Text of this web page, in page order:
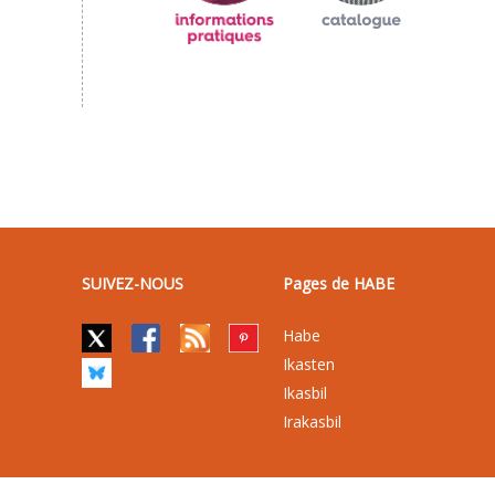
SUIVEZ-NOUS Pages de HABE
Habe
Ikasten
Ikasbil
Irakasbil